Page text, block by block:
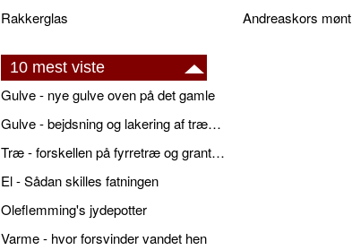
Rakkerglas
Andreaskors mønt
10 mest viste
Gulve - nye gulve oven på det gamle
Gulve - bejdsning og lakering af trægulve
Træ - forskellen på fyrretræ og grantræ
El - Sådan skilles fatningen
Oleflemming's jydepotter
Varme - hvor forsvinder vandet hen